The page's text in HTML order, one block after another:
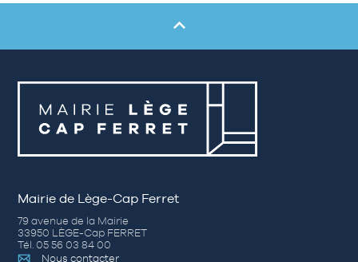
Mairie de Lège-Cap Ferret
79 avenue de la Mairie
33950 LÈGE-Cap FERRET
Tél. 05 56 03 84 00
Nous contacter